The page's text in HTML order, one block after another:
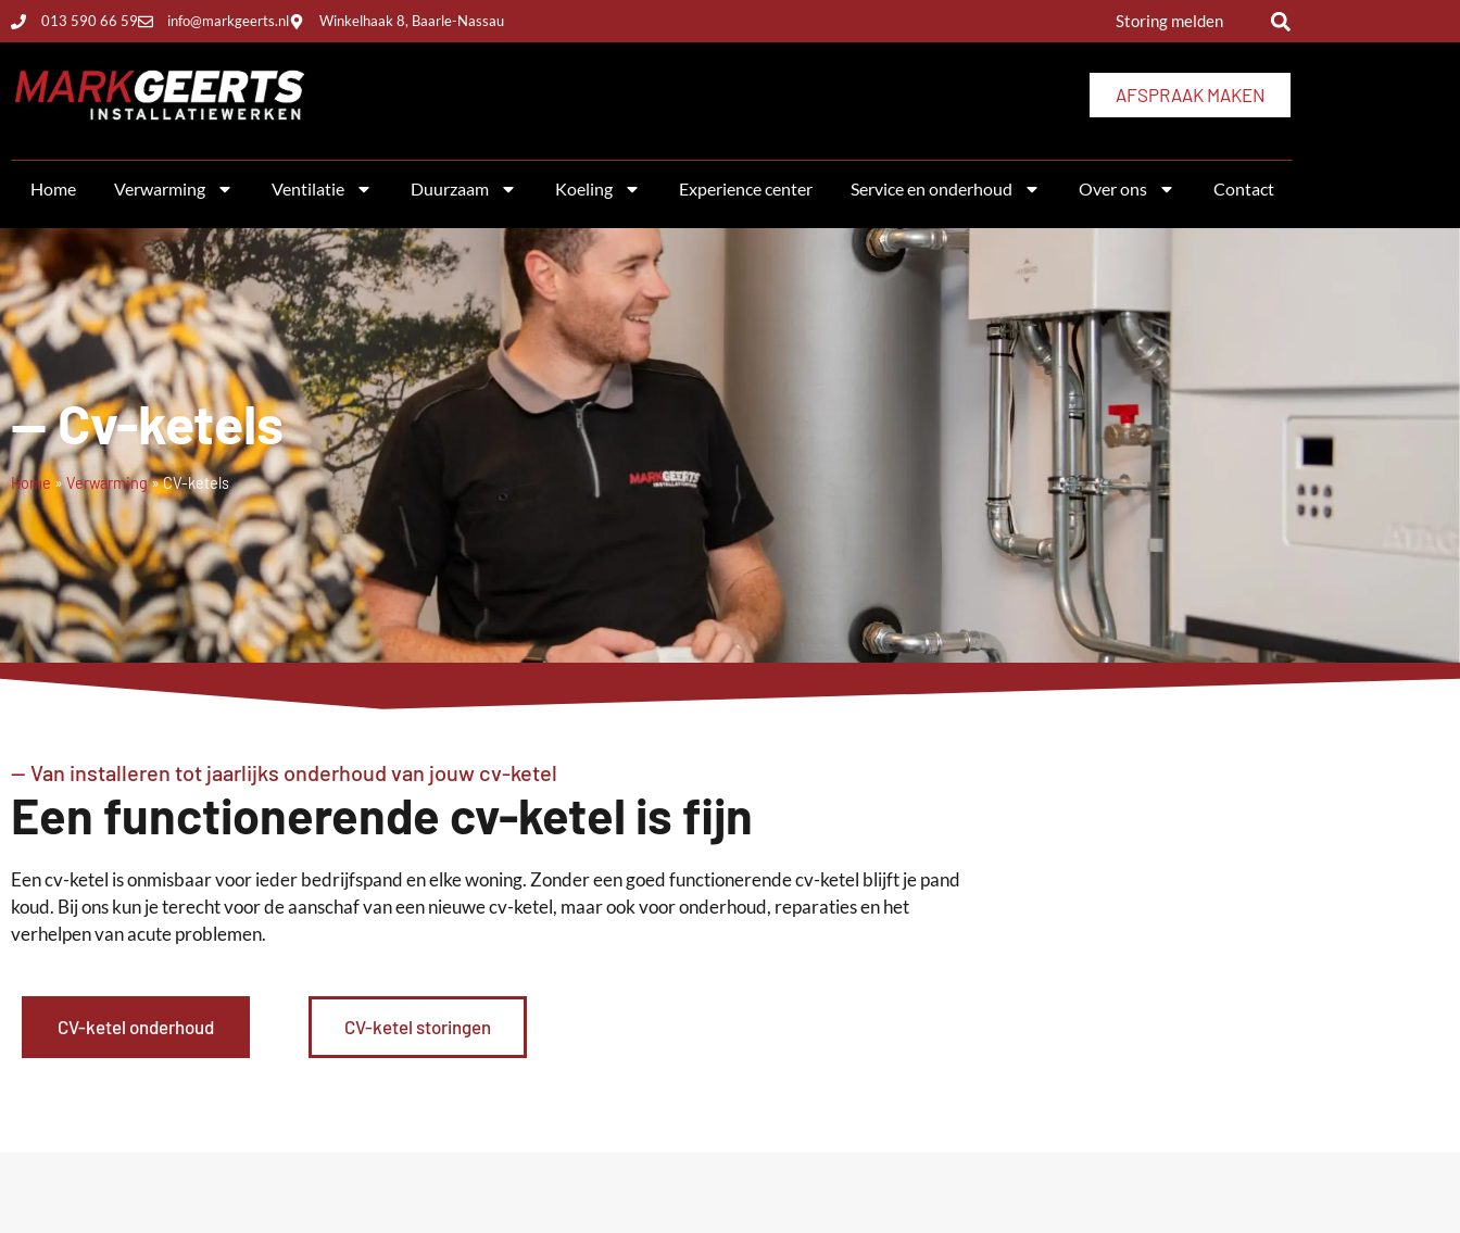
013 590 66 59 info@markgeerts.nl Winkelhaak 8, Baarle-Nassau Storing melden
AFSPRAAK MAKEN
Home Verwarming Ventilatie Duurzaam Koeling Experience center Service en onderhoud Over ons Contact
-- Cv-ketels
Home »Verwarming»CV-ketels
-- Van installeren tot jaarlijks onderhoud van jouw cv-ketel
Een functionerende cv-ketel is fijn
Een cv-ketel is onmisbaar voor ieder bedrijfspand en elke woning. Zonder een goed functionerende cv-ketel blijft je pand
koud. Bij ons kun je terecht voor de aanschaf van een nieuwe cv-ketel, maar ook voor onderhoud, reparaties en het
verhelpen van acute problemen.
CV-ketel onderhoud CV-ketel storingen